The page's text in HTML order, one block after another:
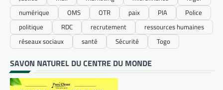
numérique
OMS OTR paix PIA
Police
politique
RDC recrutement
ressources humaines
réseaux sociaux
santé Sécurité Togo
SAVON NATUREL DU CENTRE DU MONDE